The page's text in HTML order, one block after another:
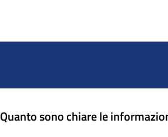
Quanto sono chiare le